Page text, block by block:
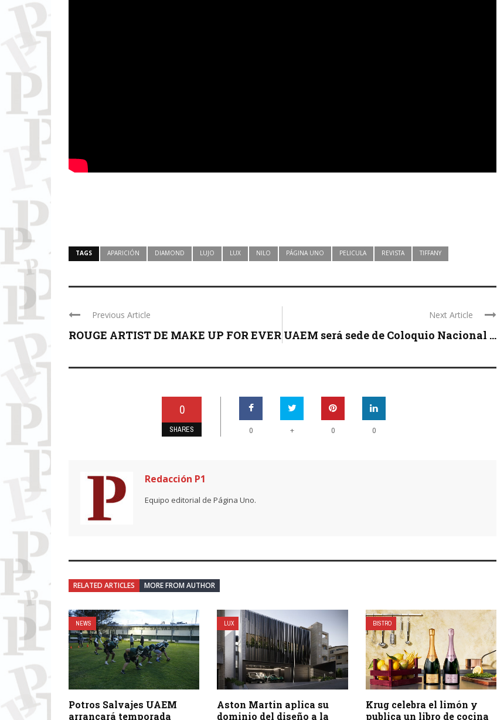
TAGS APARICIÓN DIAMOND LUJO LUX NILO PÁGINA UNO PELICULA REVISTA TIFFANY
Previous Article
ROUGE ARTIST DE MAKE UP FOR EVER
Next Article
UAEM será sede de Coloquio Nacional ...
0
SHARES 0 + 0 0
Redacción P1
Equipo editorial de Página Uno.
RELATED ARTICLES MORE FROM AUTHOR
NEWS
Potros Salvajes UAEM
arrancará temporada
LUX
Aston Martin aplica su
dominio del diseño a la
BISTRO
Krug celebra el limón y
publica un libro de cocina